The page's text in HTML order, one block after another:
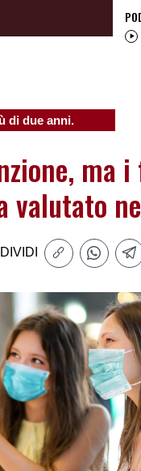
di due anni.
ma
valutato